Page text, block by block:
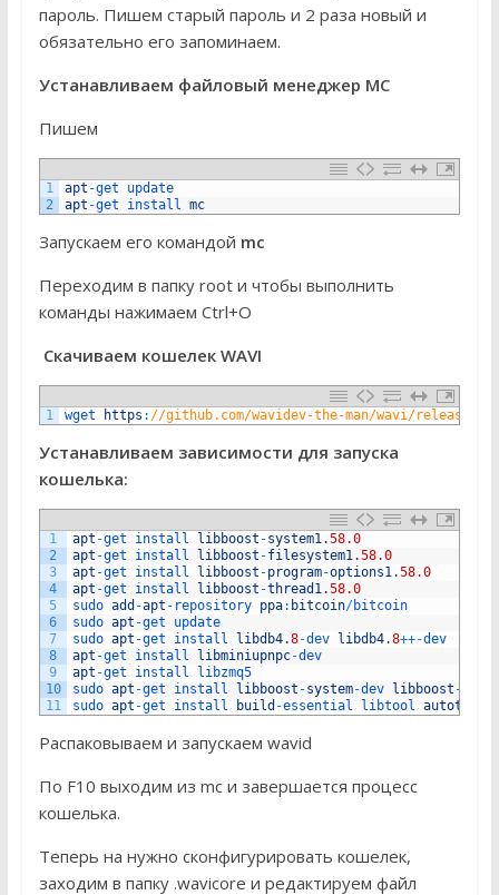
пароль. Пишем старый пароль и 2 раза новый и
обязательно его запоминаем.
Устанавливаем файловый менеджер MC
Пишем
1
2
apt -get update
apt -get install mc
Запускаем его командой mc
Переходим в папку root и чтобы выполнить
команды нажимаем Ctrl+O
Скачиваем кошелек WAVI
1 wget https : //github.com/wavidev-the-man/wavi/releases/
Устанавливаем зависимости для запуска
кошелька:
1
2
3
4
5
6
7
8
9
10
11
apt -get install libboost -system1.58.0
apt -get install libboost -filesystem1.58.0
apt -get install libboost -program-options1.58.0
apt -get install libboost -thread1.58.0
sudo add -apt - repository ppa: bitcoin/bitcoin
sudo apt -get update
sudo apt -get install libdb4.8-dev libdb4.8++-dev
apt -get install libminiupnpc-dev
apt -get install libzmq5
sudo apt -get install libboost -system-dev libboost -
sudo apt -get install build -essential libtool autotools
Распаковываем и запускаем wavid
По F10 выходим из mc и завершается процесс
кошелька.
Теперь на нужно сконфигурировать кошелек,
заходим в папку .wavicore и редактируем файл